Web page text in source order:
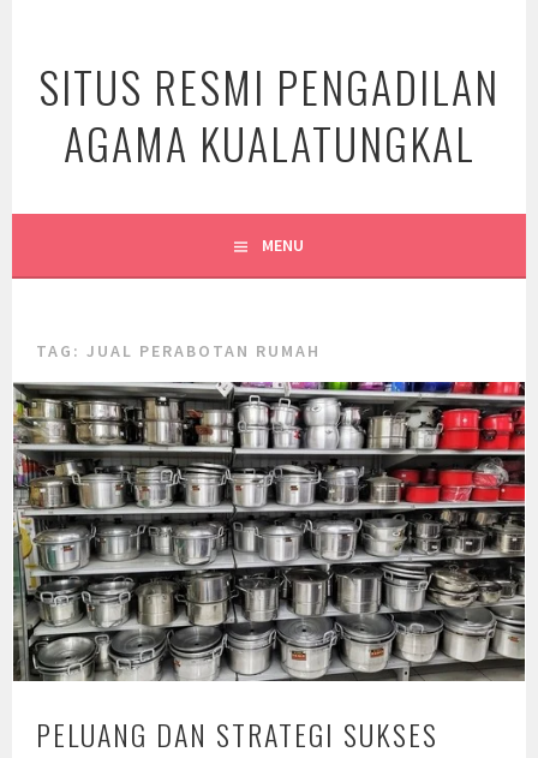
content
SITUS RESMI PENGADILAN
AGAMA KUALATUNGKAL
MENU
TAG:JUAL PERABOTAN RUMAH
PELUANG DAN STRATEGI SUKSES